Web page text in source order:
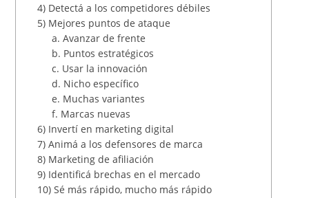
4) Detectá a los competidores débiles
5) Mejores puntos de ataque
a. Avanzar de frente
b. Puntos estratégicos
c. Usar la innovación
d. Nicho específico
e. Muchas variantes
f. Marcas nuevas
6) Invertí en marketing digital
7) Animá a los defensores de marca
8) Marketing de afiliación
9) Identificá brechas en el mercado
10) Sé más rápido, mucho más rápido